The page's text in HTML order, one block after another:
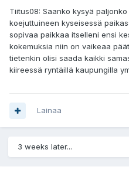
Tiitus08: Saanko kysyä
koejuttuineen kyseisessä
sopivaa paikkaa itselleni ensi
kokemuksia niin on vaikeaa
tietenkin olisi saada kaikki
kiireessä ryntäillä kaupungilla
Lainaa
3 weeks later...